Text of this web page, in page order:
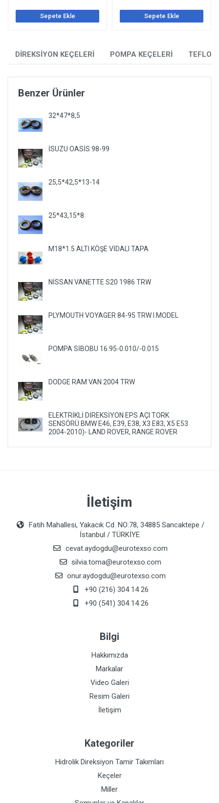
DİREKSİYON KEÇELERİ POMPA KEÇELERİ
Benzer Ürünler
32*47*8,5
İSUZU OASİS 98-99
25,5*42,5*13-14
25*43,15*8
M18*1.5 ALTI KÖŞE VİDALI TAPA
NİSSAN VANETTE S20 1986 TRW
PLYMOUTH VOYAGER 84-95 TRW I.MODEL
POMPA SİBOBU 16.95-0.010/-0.015
DODGE RAM VAN 2004 TRW
ELEKTRİKLİ DİREKSİYON EPS AÇI TORK
SENSÖRÜ BMW E46, E39, E38, X3 E83, X5 E53
2004-2010)- LAND ROVER, RANGE ROVER
Sepete Ekle Sepete Ekle
İletişim
Fatih Mahallesi, Yakacık Cd. NO:78, 34885 Sancaktepe /
İstanbul / TÜRKİYE
cevat.aydogdu@eurotexso.com
silvia.toma@eurotexso.com
onur.aydogdu@eurotexso.com
+90 (216) 304 14 26
+90 (541) 304 14 26
Bilgi
Hakkımızda
Markalar
Video Galeri
Resim Galeri
İletişim
Kategoriler
Hidrolik Direksiyon Tamir Takımları
Keçeler
Miller